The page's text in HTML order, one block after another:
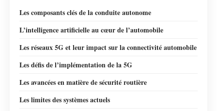
Les composants clés de la conduite autonome
L’intelligence artificielle au cœur de l’automobile
Les réseaux 5G et leur impact sur la connectivité automobile
Les défis de l’implémentation de la 5G
Les avancées en matière de sécurité routière
Les limites des systèmes actuels